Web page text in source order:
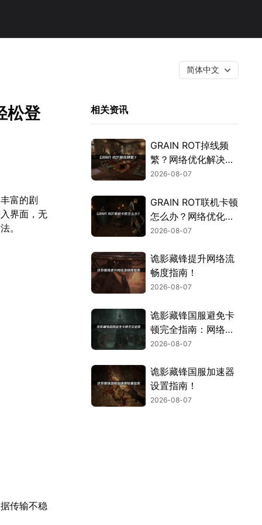
简体中文
松登
富的剧
界面，无
。
传输不稳
相关资讯
GRAIN ROT掉线频
繁？网络优化解决指
南！
2026-08-07
GRAIN ROT联机卡顿
怎么办？网络优化解
决方案！
2026-08-07
诡影藏锋提升网络流
畅度指南！
2026-08-07
诡影藏锋国服避免卡
顿完全指南：网络优
化与解决技巧！
2026-08-07
诡影藏锋国服加速器
设置指南！
2026-08-07